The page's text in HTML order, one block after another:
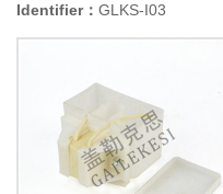
Identifier： GLKS-I03